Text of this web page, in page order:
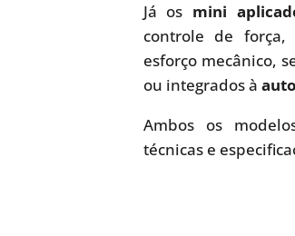
Já os mini
controle de
esforço mecânico,
ou integrados à
Ambos os
técnicas e